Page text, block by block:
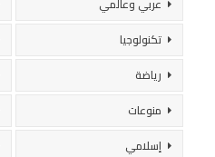
تكنولوجيا
رياضة
منوعات
إسلامي